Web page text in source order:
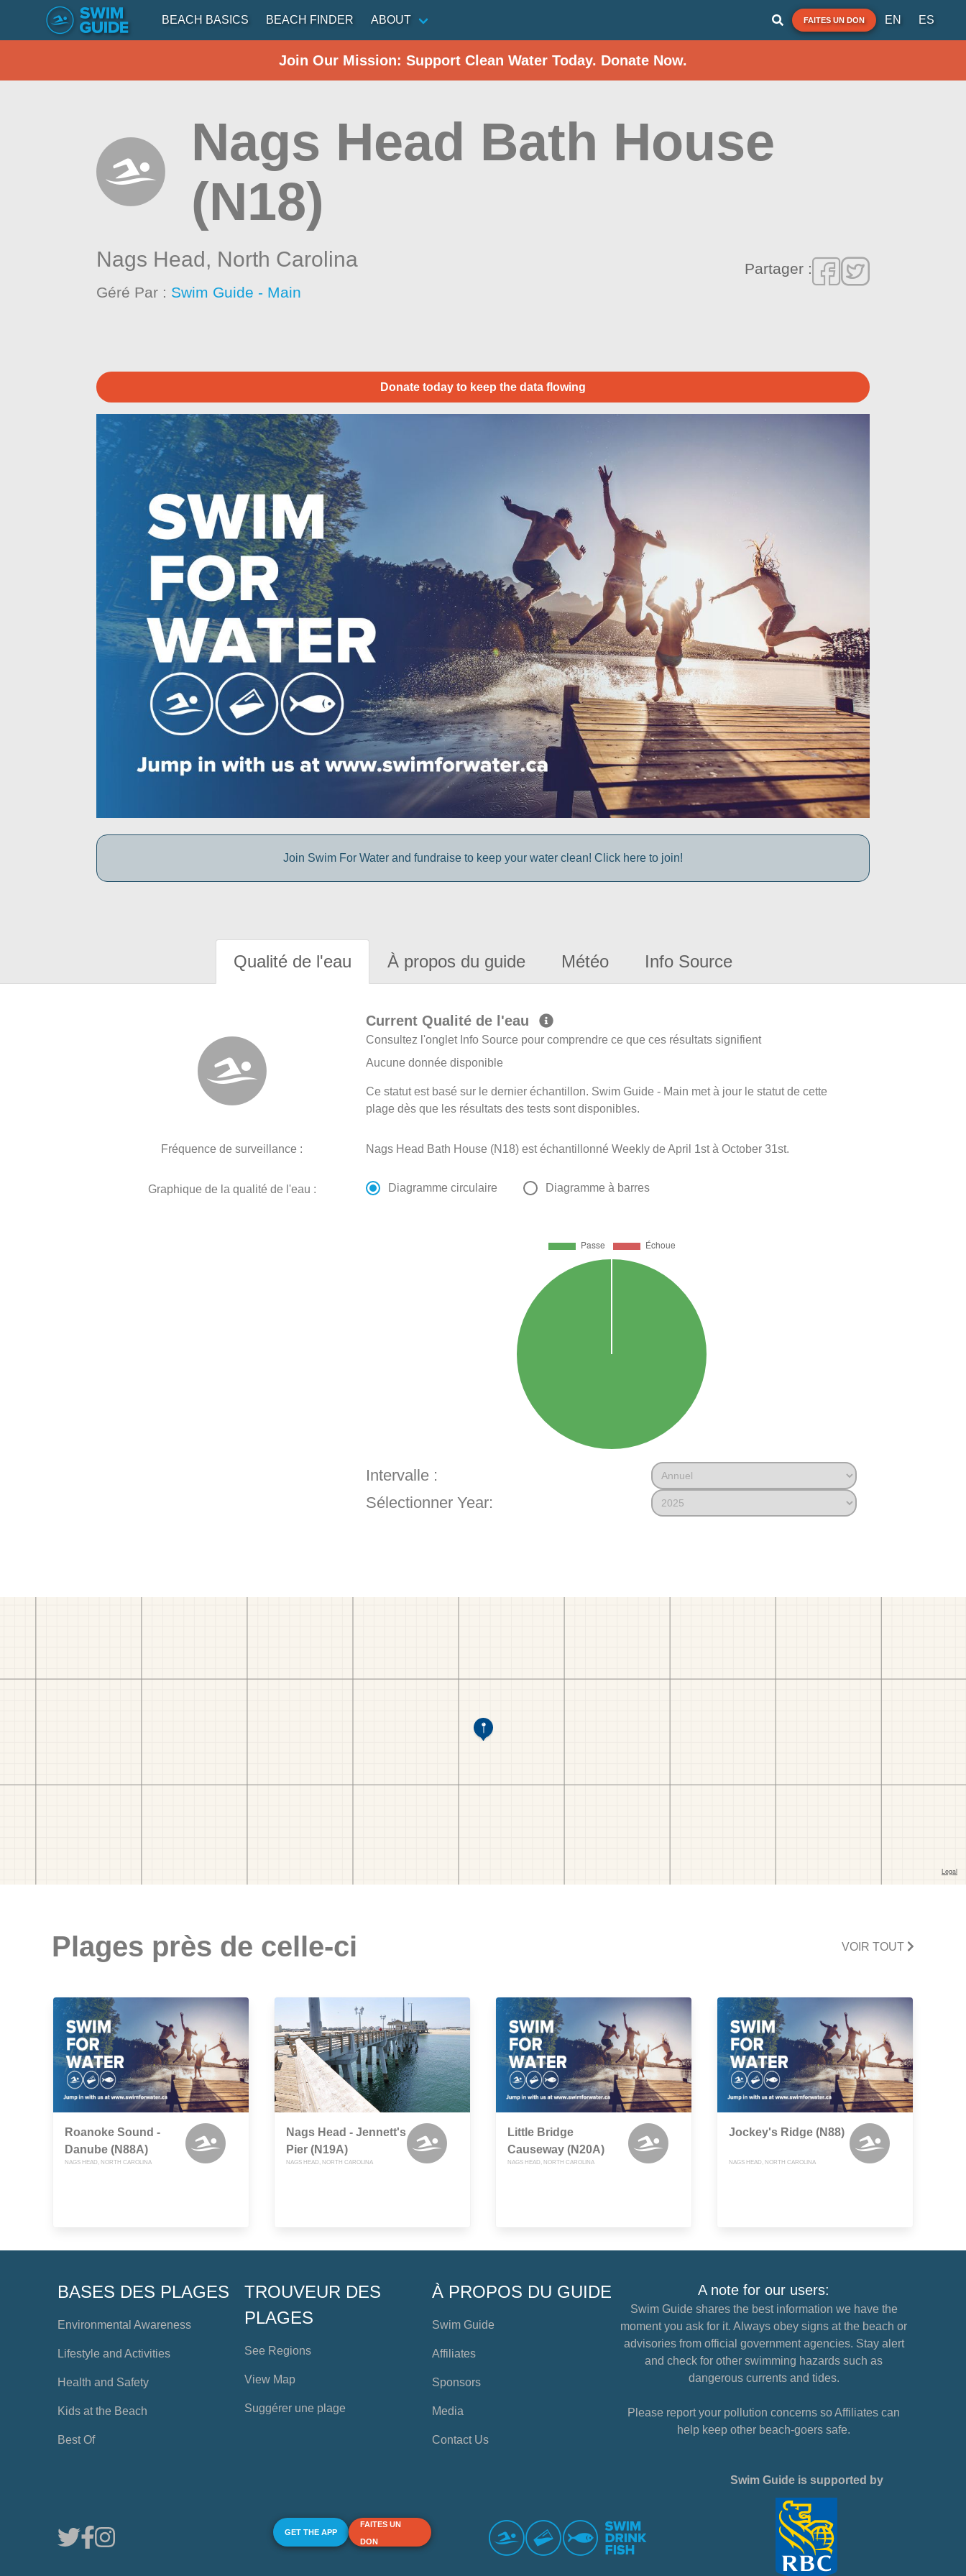
BEACH BASICS BEACH FINDER ABOUT FAITES UN DON EN ES
Join Our Mission: Support Clean Water Today. Donate Now.
Nags Head Bath House
(N18)
Nags Head, North Carolina
Géré Par : Swim Guide - Main
Partager :
Donate today to keep the data flowing
Join Swim For Water and fundraise to keep your water clean! Click here to join!
Qualité de l'eau À propos du guide Météo Info Source
Current Qualité de l'eau
Consultez l'onglet Info Source pour comprendre ce que ces résultats signifient
Aucune donnée disponible
Ce statut est basé sur le dernier échantillon. Swim Guide - Main met à jour le statut de cette
plage dès que les résultats des tests sont disponibles.
Fréquence de surveillance : Nags Head Bath House (N18) est échantillonné Weekly de April 1st à October 31st.
Graphique de la qualité de l'eau : Diagramme circulaire Diagramme à barres
Intervalle :
Sélectionner Year:
Plages près de celle-ci VOIR TOUT
Roanoke Sound -
Danube (N88A)
NAGS HEAD, NORTH CAROLINA
Nags Head - Jennett's
Pier (N19A)
NAGS HEAD, NORTH CAROLINA
Little Bridge
Causeway (N20A)
NAGS HEAD, NORTH CAROLINA
Jockey's Ridge (N88)
NAGS HEAD, NORTH CAROLINA
BASES DES PLAGES
Environmental Awareness
Lifestyle and Activities
Health and Safety
Kids at the Beach
Best Of
TROUVEUR DES
PLAGES
See Regions
View Map
Suggérer une plage
À PROPOS DU GUIDE
Swim Guide
Affiliates
Sponsors
Media
Contact Us
A note for our users:
Swim Guide shares the best information we have the
moment you ask for it. Always obey signs at the beach or
advisories from official government agencies. Stay alert
and check for other swimming hazards such as
dangerous currents and tides.
Please report your pollution concerns so Affiliates can
help keep other beach-goers safe.
GET THE APP
FAITES UN
DON
Swim Guide is supported by